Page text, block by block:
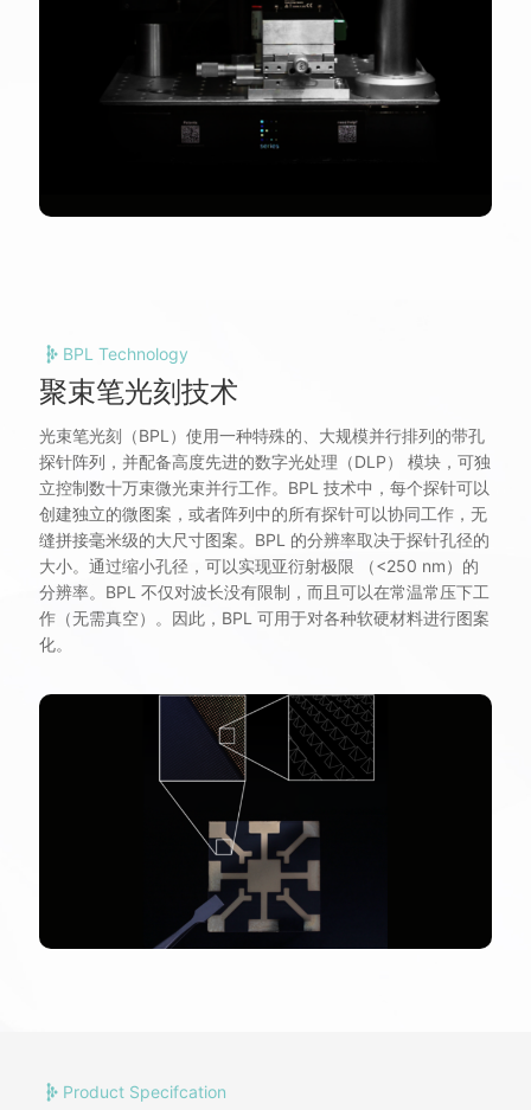
BPL Technology
聚束笔光刻技术
光束笔光刻（BPL）使用一种特殊的、大规模并行排列的带孔
探针阵列，并配备高度先进的数字光处理（DLP） 模块，可独
立控制数十万束微光束并行工作。BPL 技术中，每个探针可以
创建独立的微图案，或者阵列中的所有探针可以协同工作，无
缝拼接毫米级的大尺寸图案。BPL 的分辨率取决于探针孔径的
大小。通过缩小孔径，可以实现亚衍射极限 （<250 nm）的
分辨率。BPL 不仅对波长没有限制，而且可以在常温常压下工
作（无需真空）。因此，BPL 可用于对各种软硬材料进行图案
化。
Product Specifcation